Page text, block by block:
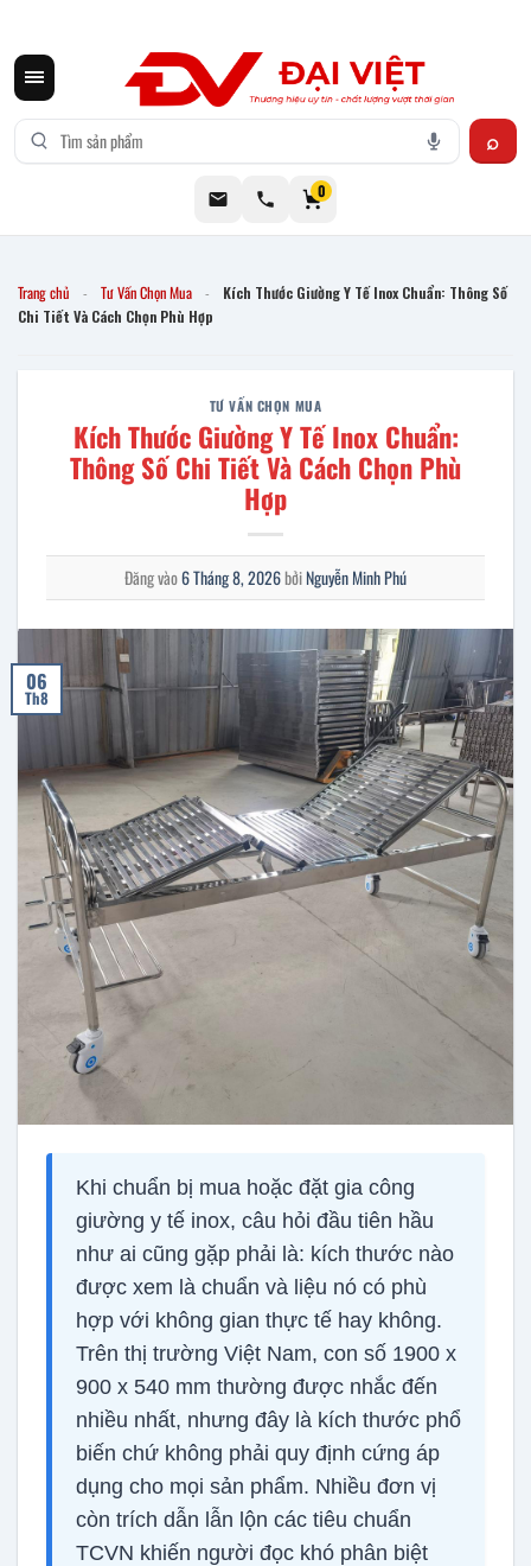
0
Trang chủ - Tư Vấn Chọn Mua -
Kích Thước Giường Y Tế Inox Chuẩn: Thông Số
Chi Tiết Và Cách Chọn Phù Hợp
TƯ VẤN CHỌN MUA
Kích Thước Giường Y Tế Inox Chuẩn:
Thông Số Chi Tiết Và Cách Chọn Phù
Hợp
Đăng vào6 Tháng 8, 2026bởiNguyễn Minh Phú
06
Th8
Khi chuẩn bị mua hoặc đặt gia công
giường y tế inox, câu hỏi đầu tiên hầu
như ai cũng gặp phải là: kích thước nào
được xem là chuẩn và liệu nó có phù
hợp với không gian thực tế hay không.
Trên thị trường Việt Nam, con số 1900 x
900 x 540 mm thường được nhắc đến
nhiều nhất, nhưng đây là kích thước phổ
biến chứ không phải quy định cứng áp
dụng cho mọi sản phẩm. Nhiều đơn vị
còn trích dẫn lẫn lộn các tiêu chuẩn
TCVN khiến người đọc khó phân biệt